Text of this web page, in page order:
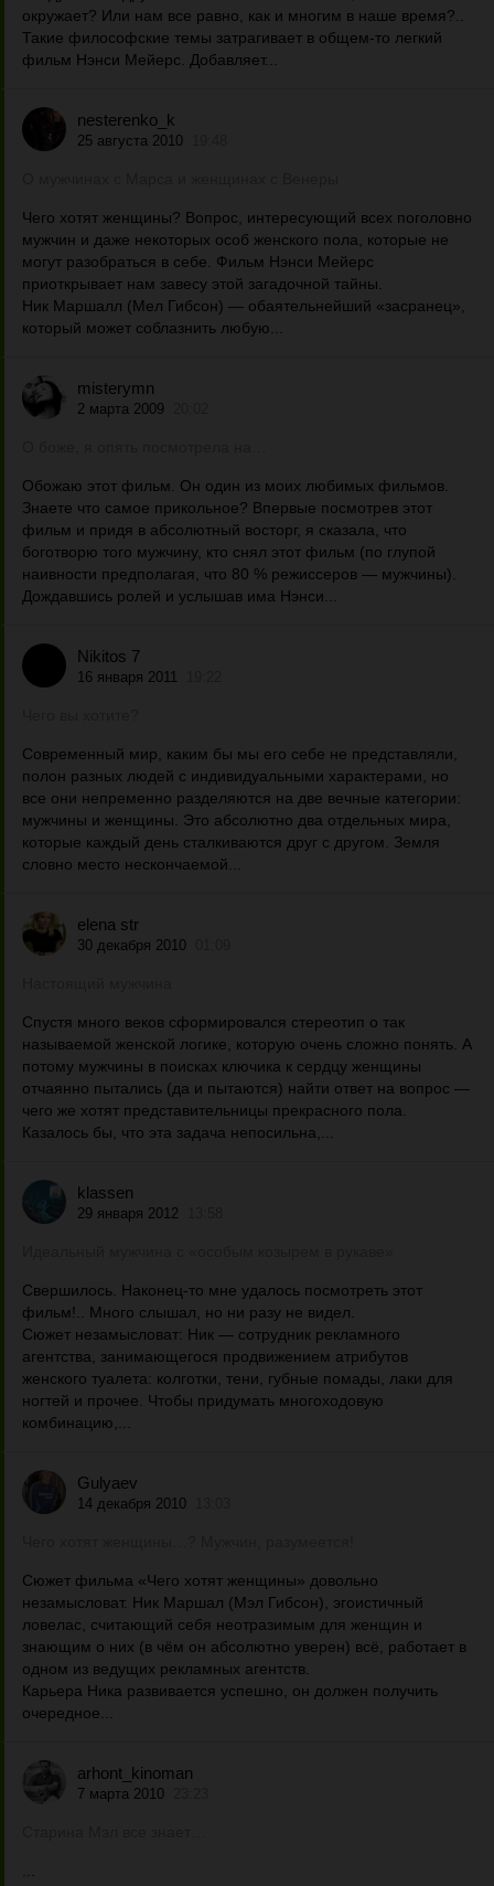
окружает? Или нам все равно, как и многим в наше время?..
Такие философские темы затрагивает в общем-то легкий
фильм Нэнси Мейерс. Добавляет...
nesterenko_k
25 августа 2010
Чего хотят женщины? Вопрос, интересующий всех поголовно
мужчин и даже некоторых особ женского пола, которые не
могут разобраться в себе. Фильм Нэнси Мейерс
приоткрывает нам завесу этой загадочной тайны.
Ник Маршалл (Мел Гибсон) — обаятельнейший «засранец»,
который может соблазнить любую...
misterymn
2 марта 2009
Обожаю этот фильм. Он один из моих любимых фильмов.
Знаете что самое прикольное? Впервые посмотрев этот
фильм и придя в абсолютный восторг, я сказала, что
боготворю того мужчину, кто снял этот фильм (по глупой
наивности предполагая, что 80 % режиссеров — мужчины).
Дождавшись ролей и услышав има Нэнси...
Nikitos 7
16 января 2011
Современный мир, каким бы мы его себе не представляли,
полон разных людей с индивидуальными характерами, но
все они непременно разделяются на две вечные категории:
мужчины и женщины. Это абсолютно два отдельных мира,
которые каждый день сталкиваются друг с другом. Земля
словно место нескончаемой...
elena str
30 декабря 2010
Спустя много веков сформировался стереотип о так
называемой женской логике, которую очень сложно понять. А
потому мужчины в поисках ключика к сердцу женщины
отчаянно пытались (да и пытаются) найти ответ на вопрос —
чего же хотят представительницы прекрасного пола.
Казалось бы, что эта задача непосильна,...
klassen
29 января 2012
Свершилось. Наконец-то мне удалось посмотреть этот
фильм!.. Много слышал, но ни разу не видел.
Сюжет незамысловат: Ник — сотрудник рекламного
агентства, занимающегося продвижением атрибутов
женского туалета: колготки, тени, губные помады, лаки для
ногтей и прочее. Чтобы придумать многоходовую
комбинацию,...
Gulyaev
14 декабря 2010
Сюжет фильма «Чего хотят женщины» довольно
незамысловат. Ник Маршал (Мэл Гибсон), эгоистичный
ловелас, считающий себя неотразимым для женщин и
знающим о них (в чём он абсолютно уверен) всё, работает в
одном из ведущих рекламных агентств.
Карьера Ника развивается успешно, он должен получить
очередное...
arhont_kinoman
7 марта 2010